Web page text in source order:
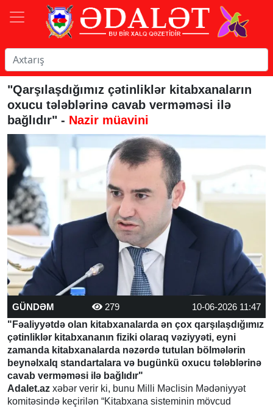
"Qarşılaşdığımız çətinliklər kitabxanaların
oxucu tələblərinə cavab verməməsi ilə
bağlıdır" - Nazir müavini
GÜNDƏM 279
10-06-2026 11:47
"Fəaliyyətdə olan kitabxanalarda ən çox qarşılaşdığımız
çətinliklər kitabxananın fiziki olaraq vəziyyəti, eyni
zamanda kitabxanalarda nəzərdə tutulan bölmələrin
beynəlxalq standartalara və bugünkü oxucu tələblərinə
cavab verməməsi ilə bağlıdır"
Adalet.az xəbər verir ki, bunu Milli Məclisin Mədəniyyət
komitəsində keçirilən “Kitabxana sisteminin mövcud